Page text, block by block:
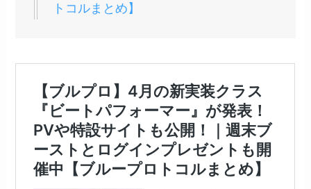
トコルまとめ】